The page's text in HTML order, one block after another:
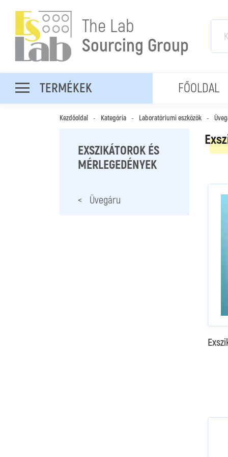
The Lab
Sourcing Group
TERMÉKEK FŐOLDAL
Kezdőoldal - Kategória - Laboratóriumi eszközök -
EXSZIKÁTOROK ÉS
MÉRLEGEDÉNYEK
< Üvegáru